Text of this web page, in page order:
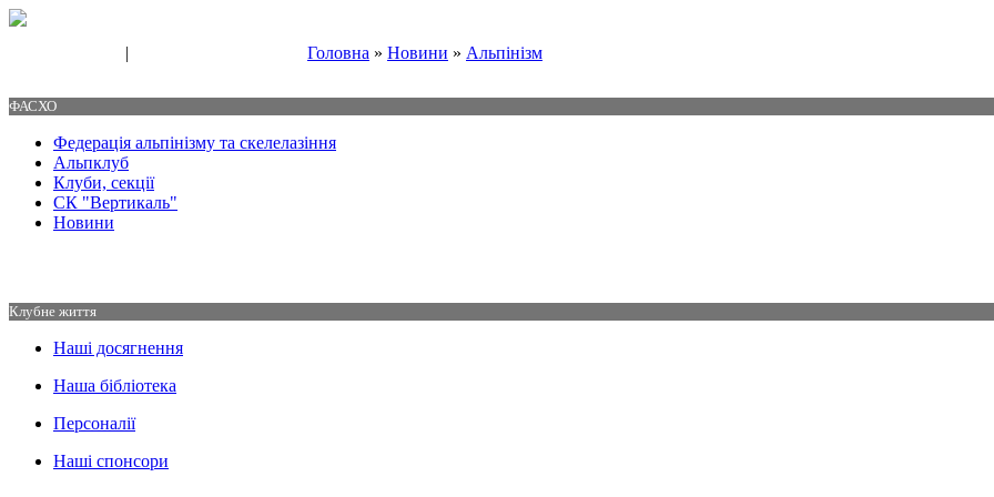
| Головна » Новини » Альпінізм
ФАСХО
Федерація альпінізму та скелелазіння
Альпклуб
Клуби, секції
СК "Вертикаль"
Новини
Клубне життя
Наші досягнення
Наша бібліотека
Персоналії
Наші спонсори